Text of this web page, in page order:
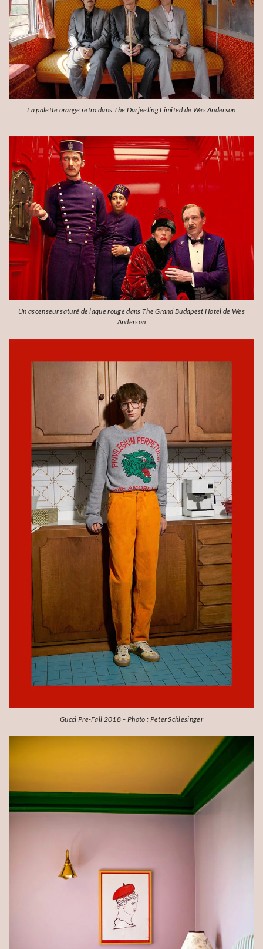
La palette orange rétro dans The Darjeeling Limited de Wes Anderson
Un ascenseur saturé de laque rouge dans The Grand Budapest Hotel de Wes
Anderson
Gucci Pre-Fall 2018 – Photo : Peter Schlesinger